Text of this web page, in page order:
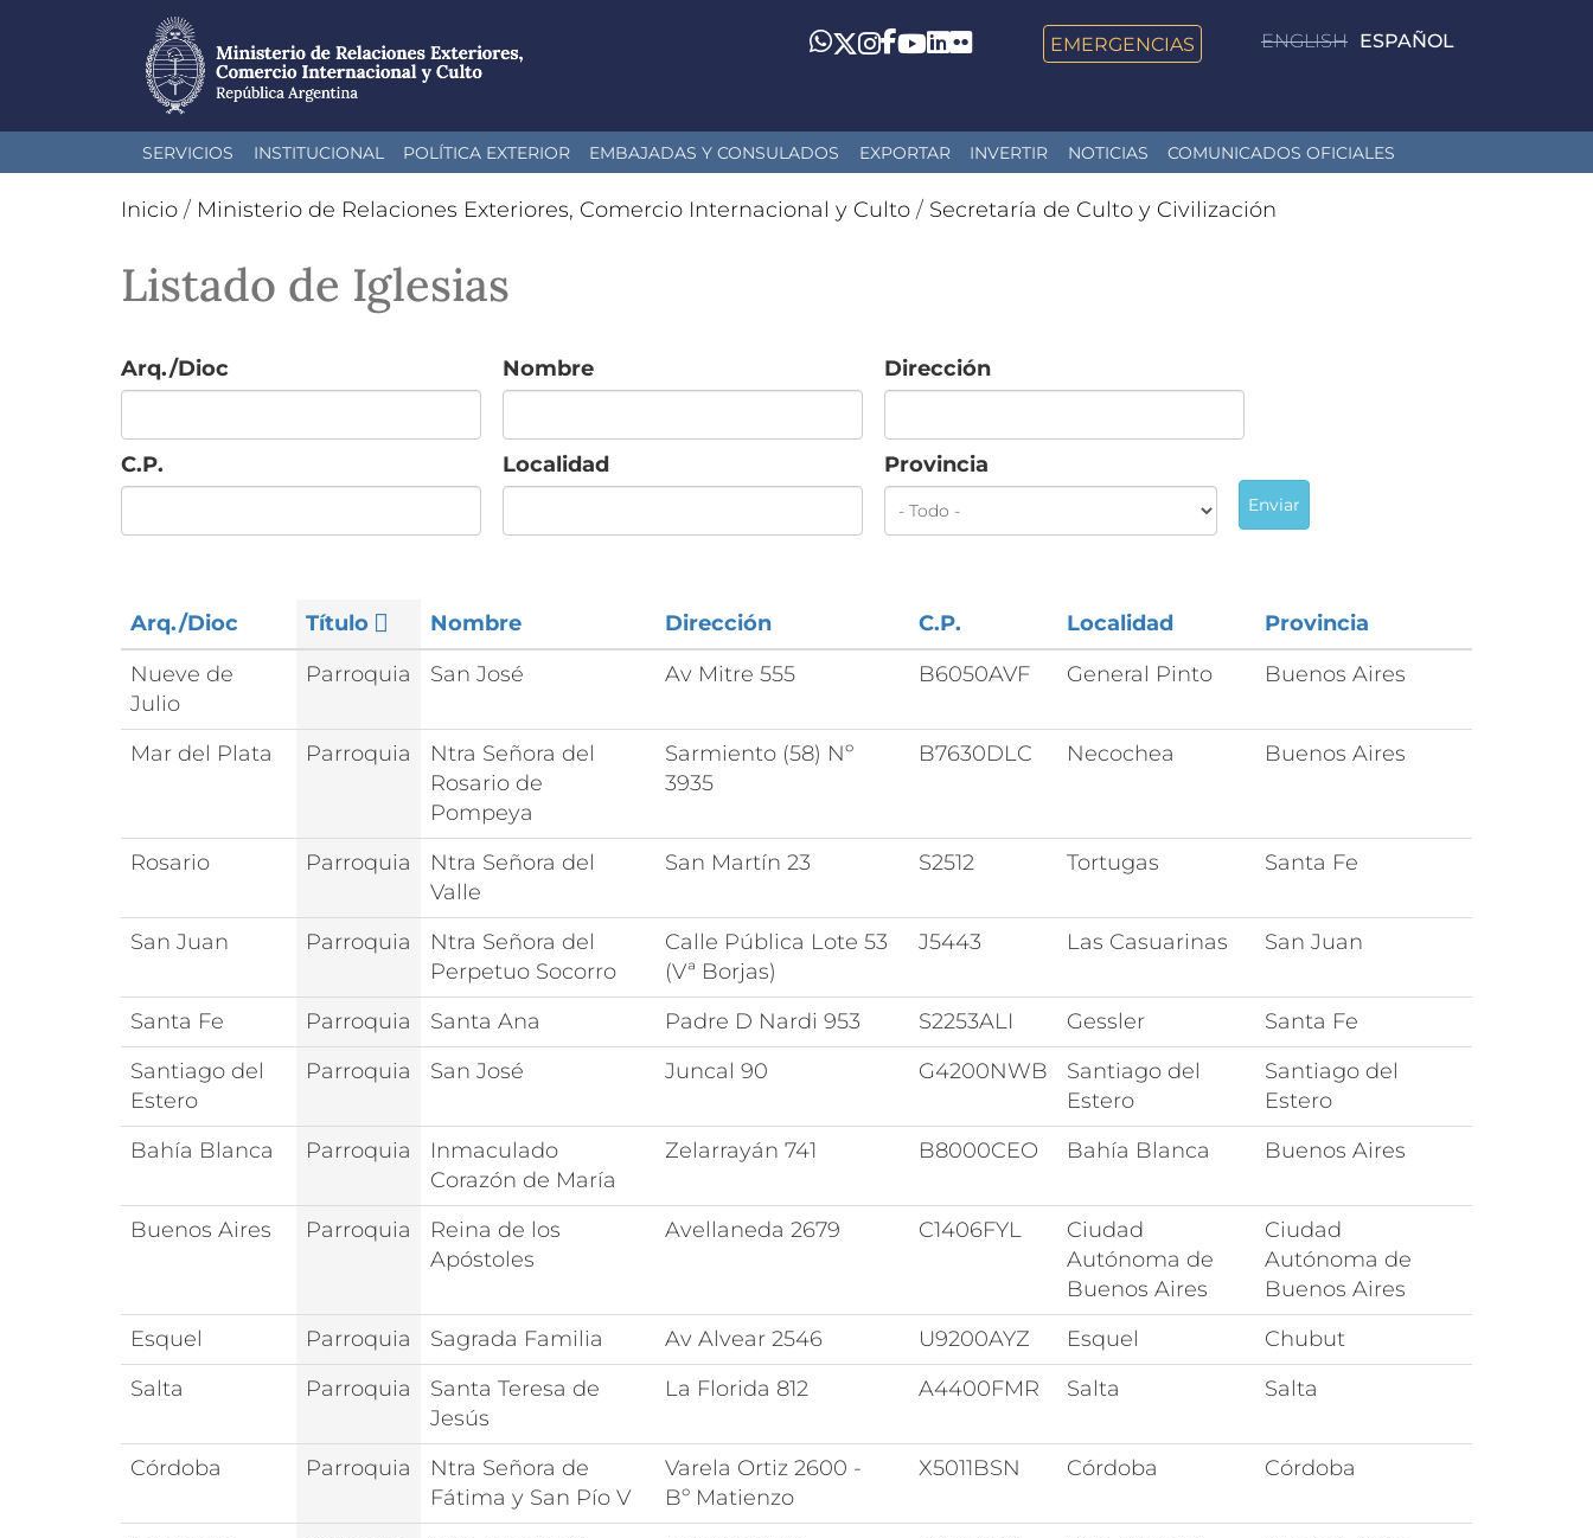
al
ENGLISH ESPAÑOL
Whatsapp
Twitter
Instagram
Facebook
YouTube
LinkedIn
Flickr EMERGENCIAS
SERVICIOS INSTITUCIONAL POLÍTICA EXTERIOR EMBAJADAS Y CONSULADOS EXPORTAR INVERTIR NOTICIAS COMUNICADOS OFICIALES
Inicio / Ministerio de Relaciones Exteriores, Comercio Internacional y Culto / Secretaría de Culto y Civilización
Listado de Iglesias
Arq./Dioc Nombre Dirección
C.P. Localidad Provincia
Enviar
Arq./Dioc Título Nombre Dirección C.P. Localidad
Provincia
Nueve de
Julio
Parroquia San José Av Mitre 555 B6050AVF General Pinto Buenos Aires
Mar del Plata Parroquia
Ntra Señora del
Rosario de
Pompeya
Sarmiento (58) Nº
3935
B7630DLC Necochea Buenos Aires
Rosario Parroquia
Ntra Señora del
Valle
San Martín 23 S2512 Tortugas Santa Fe
San Juan Parroquia
Ntra Señora del
Perpetuo Socorro
Calle Pública Lote 53
(Vª Borjas)
J5443 Las Casuarinas San Juan
Santa Fe Parroquia Santa Ana Padre D Nardi 953 S2253ALI Gessler
Santa Fe
Santiago del
Estero
Parroquia San José Juncal 90 G4200NWB
Santiago del
Estero
Santiago del
Estero
Bahía Blanca
Parroquia
Inmaculado
Corazón de María
Zelarrayán 741 B8000CEO Bahía Blanca Buenos Aires
Buenos Aires Parroquia
Reina de los
Apóstoles
Avellaneda 2679 C1406FYL
Ciudad
Autónoma de
Buenos Aires
Ciudad
Autónoma de
Buenos Aires
Esquel
Parroquia Sagrada Familia Av Alvear 2546 U9200AYZ Esquel
Chubut
Salta
Parroquia
Santa Teresa de
Jesús
La Florida 812 A4400FMR Salta Salta
Córdoba Parroquia
Ntra Señora de
Fátima y San Pío V
Varela Ortiz 2600 -
Bº Matienzo
X5011BSN Córdoba Córdoba